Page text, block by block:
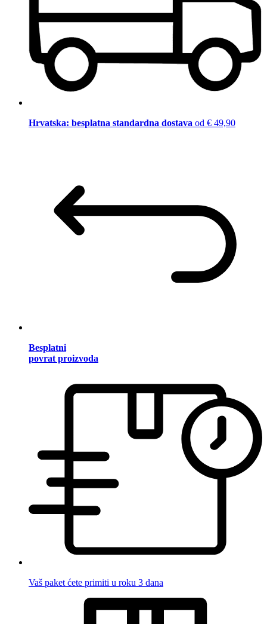
Hrvatska: besplatna standardna dostava od € 49,90
Besplatni
povrat proizvoda
Vaš paket ćete primiti u roku 3 dana